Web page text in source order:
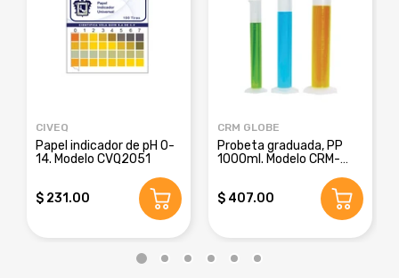
CIVEQ
Papel indicador de pH 0-
14. Modelo CVQ2051
$ 231.00
CRM GLOBE
Probeta graduada, PP
1000ml. Modelo CRM-
$ 407.00